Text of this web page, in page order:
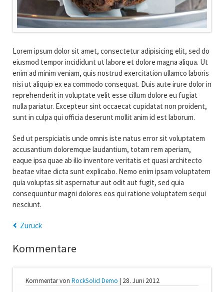
Lorem ipsum dolor sit amet, consectetur adipisicing elit, sed do
eiusmod tempor incididunt ut labore et dolore magna aliqua. Ut
enim ad minim veniam, quis nostrud exercitation ullamco laboris
nisi ut aliquip ex ea commodo consequat. Duis aute irure dolor in
reprehenderit in voluptate velit esse cillum dolore eu fugiat
nulla pariatur. Excepteur sint occaecat cupidatat non proident,
sunt in culpa qui officia deserunt mollit anim id est laborum.
Sed ut perspiciatis unde omnis iste natus error sit voluptatem
accusantium doloremque laudantium, totam rem aperiam,
eaque ipsa quae ab illo inventore veritatis et quasi architecto
beatae vitae dicta sunt explicabo. Nemo enim ipsam voluptatem
quia voluptas sit aspernatur aut odit aut fugit, sed quia
consequuntur magni dolores eos qui ratione voluptatem sequi
nesciunt.
Zurück
Kommentare
Kommentar von RockSolid Demo | 28. Juni 2012